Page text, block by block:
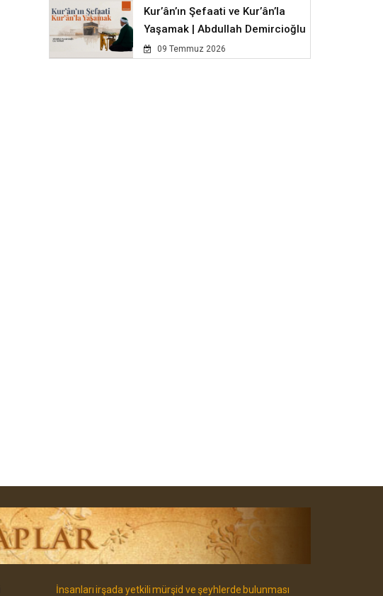
Kur’ân’ın Şefaati ve Kur’ân’la
Yaşamak | Abdullah Demircioğlu
09 Temmuz 2026
İnsanları irşada yetkili mürşid ve şeyhlerde bulunması